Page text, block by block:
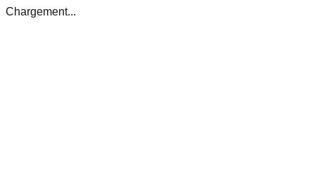
Chargement...